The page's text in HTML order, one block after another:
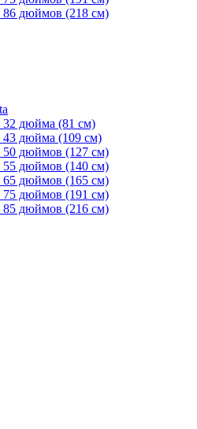
86 дюймов (218 см)
32 дюйма (81 см)
43 дюйма (109 см)
50 дюймов (127 см)
55 дюймов (140 cм)
65 дюймов (165 cм)
75 дюймов (191 см)
85 дюймов (216 см)